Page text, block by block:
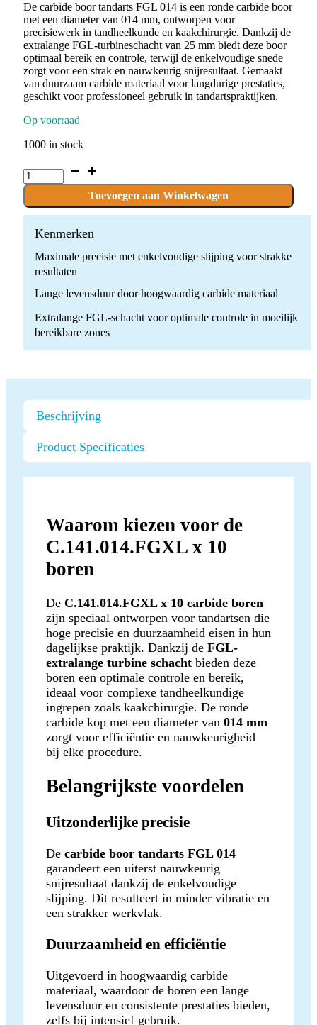
De carbide boor tandarts FGL 014 is een ronde carbide boor
met een diameter van 014 mm, ontworpen voor
precisiewerk in tandheelkunde en kaakchirurgie. Dankzij de
extralange FGL-turbineschacht van 25 mm biedt deze boor
optimaal bereik en controle, terwijl de enkelvoudige snede
zorgt voor een strak en nauwkeurig snijresultaat. Gemaakt
van duurzaam carbide materiaal voor langdurige prestaties,
geschikt voor professioneel gebruik in tandartspraktijken.
Op voorraad
1000 in stock
C.141.014.FGXL
x
boren
quantity
Toevoegen aan Winkelwagen
Kenmerken
Maximale precisie met enkelvoudige slijping voor strakke
resultaten
Lange levensduur door hoogwaardig carbide materiaal
Extralange FGL-schacht voor optimale controle in moeilijk
bereikbare zones
Beschrijving
Product Specificaties
Waarom kiezen voor de
C.141.014.FGXL x 10
boren
De C.141.014.FGXL x 10 carbide boren
zijn speciaal ontworpen voor tandartsen die
hoge precisie en duurzaamheid eisen in hun
dagelijkse praktijk. Dankzij de FGL-
extralange turbine schacht bieden deze
boren een optimale controle en bereik,
ideaal voor complexe tandheelkundige
ingrepen zoals kaakchirurgie. De ronde
carbide kop met een diameter van 014 mm
zorgt voor efficiëntie en nauwkeurigheid
bij elke procedure.
Belangrijkste voordelen
Uitzonderlijke precisie
De carbide boor tandarts FGL 014
garandeert een uiterst nauwkeurig
snijresultaat dankzij de enkelvoudige
slijping. Dit resulteert in minder vibratie en
een strakker werkvlak.
Duurzaamheid en efficiëntie
Uitgevoerd in hoogwaardig carbide
materiaal, waardoor de boren een lange
levensduur en consistente prestaties bieden,
zelfs bij intensief gebruik.